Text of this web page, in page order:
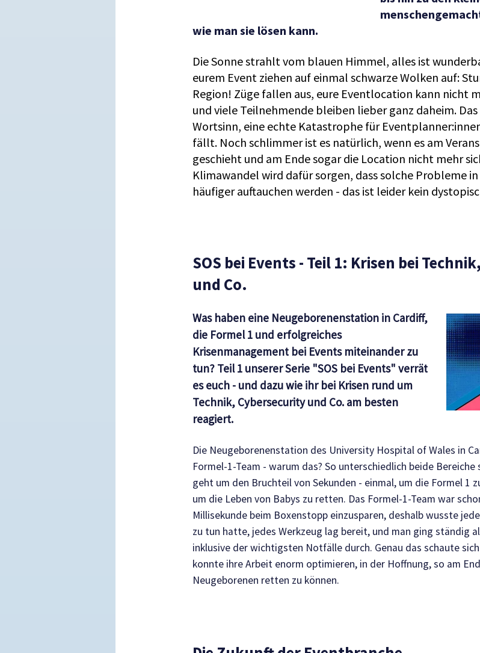
wie man sie lösen kann.
Die Sonne strahlt vom blauen Himmel, alles ist
eurem Event ziehen auf einmal schwarze Wolken auf:
Region! Züge fallen aus, eure Eventlocation kann nicht
und viele Teilnehmende bleiben lieber ganz daheim.
Wortsinn, eine echte Katastrophe für
fällt. Noch schlimmer ist es natürlich, wenn es am
geschieht und am Ende sogar die Location nicht mehr
Klimawandel wird dafür sorgen, dass solche Probleme
häufiger auftauchen werden - das ist leider kein
SOS bei Events - Teil 1: Krisen bei
und Co.
Was haben eine Neugeborenenstation in Cardiff,
die Formel 1 und erfolgreiches
Krisenmanagement bei Events miteinander zu
tun? Teil 1 unserer Serie "SOS bei Events" verrät
es euch - und dazu wie ihr bei Krisen rund um
Technik, Cybersecurity und Co. am besten
reagiert.
Die Neugeborenenstation des University Hospital of Wales in
Formel-1-Team - warum das? So unterschiedlich beide
geht um den Bruchteil von Sekunden - einmal, um die Formel 1
um die Leben von Babys zu retten. Das Formel-1-Team war
Millisekunde beim Boxenstopp einzusparen, deshalb wusste
zu tun hatte, jedes Werkzeug lag bereit, und man ging ständig
inklusive der wichtigsten Notfälle durch. Genau das schaute
konnte ihre Arbeit enorm optimieren, in der Hoffnung, so am
Neugeborenen retten zu können.